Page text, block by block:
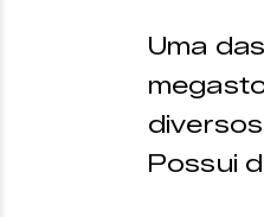
Uma
Possui